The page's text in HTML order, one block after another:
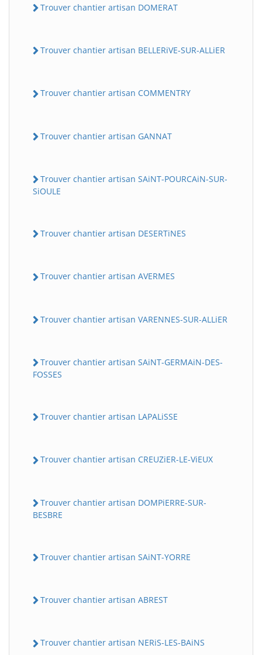
Trouver chantier artisan DOMERAT
Trouver chantier artisan BELLERiVE-SUR-ALLiER
Trouver chantier artisan COMMENTRY
Trouver chantier artisan GANNAT
Trouver chantier artisan SAiNT-POURCAiN-SUR-
SiOULE
Trouver chantier artisan DESERTiNES
Trouver chantier artisan AVERMES
Trouver chantier artisan VARENNES-SUR-ALLiER
Trouver chantier artisan SAiNT-GERMAiN-DES-
FOSSES
Trouver chantier artisan LAPALiSSE
Trouver chantier artisan CREUZiER-LE-ViEUX
Trouver chantier artisan DOMPiERRE-SUR-
BESBRE
Trouver chantier artisan SAiNT-YORRE
Trouver chantier artisan ABREST
Trouver chantier artisan NERiS-LES-BAiNS